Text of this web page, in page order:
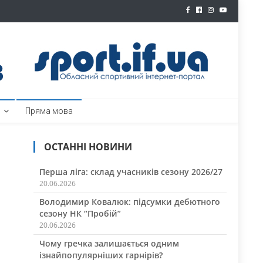
Пряма мова
ОСТАННІ НОВИНИ
Перша ліга: склад учасників сезону 2026/27
20.06.2026
Володимир Ковалюк: підсумки дебютного
сезону НК “Пробій”
20.06.2026
Чому гречка залишається одним
ізнайпопулярніших гарнірів?